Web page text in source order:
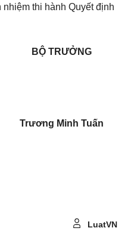
thi hành Quyết định
BỘ TRƯỞNG
Trương Minh Tuấn
LuatVN